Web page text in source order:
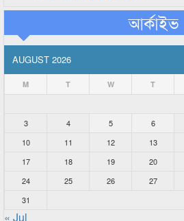
আর্কাইভ
AUGUST 2026
M T W T
3
4 5 6
10
11 12 13
17
18 19 20
24
25 26 27
31
« Jul